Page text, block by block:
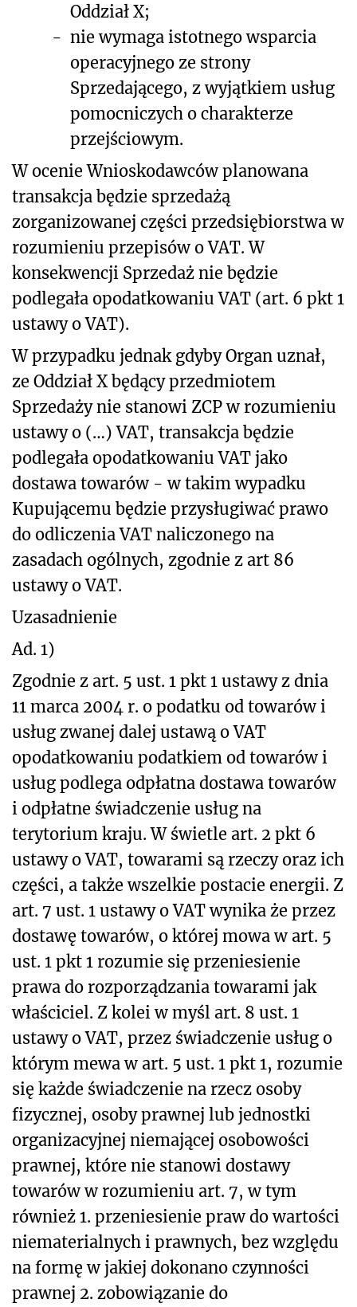
Oddział X;
- nie wymaga istotnego wsparcia
operacyjnego ze strony
Sprzedającego, z wyjątkiem usług
pomocniczych o charakterze
przejściowym.
W ocenie Wnioskodawców planowana
transakcja będzie sprzedażą
zorganizowanej części przedsiębiorstwa w
rozumieniu przepisów o VAT. W
konsekwencji Sprzedaż nie będzie
podlegała opodatkowaniu VAT (art. 6 pkt 1
ustawy o VAT).
W przypadku jednak gdyby Organ uznał,
ze Oddział X będący przedmiotem
Sprzedaży nie stanowi ZCP w rozumieniu
ustawy o (…) VAT, transakcja będzie
podlegała opodatkowaniu VAT jako
dostawa towarów - w takim wypadku
Kupującemu będzie przysługiwać prawo
do odliczenia VAT naliczonego na
zasadach ogólnych, zgodnie z art 86
ustawy o VAT.
Uzasadnienie
Ad. 1)
Zgodnie z art. 5 ust. 1 pkt 1 ustawy z dnia
11 marca 2004 r. o podatku od towarów i
usług zwanej dalej ustawą o VAT
opodatkowaniu podatkiem od towarów i
usług podlega odpłatna dostawa towarów
i odpłatne świadczenie usług na
terytorium kraju. W świetle art. 2 pkt 6
ustawy o VAT, towarami są rzeczy oraz ich
części, a także wszelkie postacie energii. Z
art. 7 ust. 1 ustawy o VAT wynika że przez
dostawę towarów, o której mowa w art. 5
ust. 1 pkt 1 rozumie się przeniesienie
prawa do rozporządzania towarami jak
właściciel. Z kolei w myśl art. 8 ust. 1
ustawy o VAT, przez świadczenie usług o
którym mewa w art. 5 ust. 1 pkt 1, rozumie
się każde świadczenie na rzecz osoby
fizycznej, osoby prawnej lub jednostki
organizacyjnej niemającej osobowości
prawnej, które nie stanowi dostawy
towarów w rozumieniu art. 7, w tym
również 1. przeniesienie praw do wartości
niematerialnych i prawnych, bez względu
na formę w jakiej dokonano czynności
prawnej 2. zobowiązanie do